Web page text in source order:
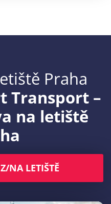
Praha
Transport –
na letiště
NA LETIŠTĚ